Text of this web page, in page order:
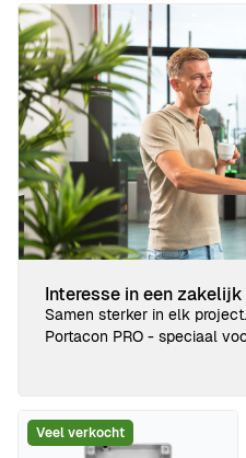
Veel verkocht
Interesse in een
Samen sterker in elk
Portacon PRO - speciaal